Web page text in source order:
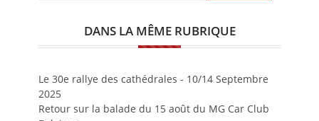
DANS LA MÊME RUBRIQUE
Le 30e rallye des cathédrales - 10/14 Septembre
2025
Retour sur la balade du 15 août du MG Car Club